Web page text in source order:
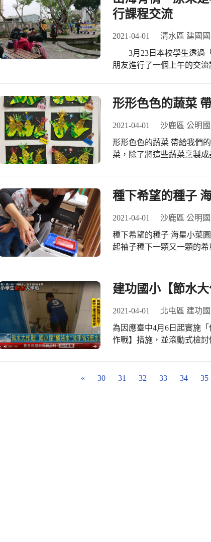
堂彩。而重頭戲-市模範生
委員擔任頒獎嘉賓，親手
挑細選出的模範兒童各個
守規矩的好兒童。而穿插
山與巴蕉扇」戲劇演出、
均是在才藝比賽中脫穎而
啊！假以時日，相信這位
家委們也送的開心，真是
領的自治會團隊表演一段
著小區長團隊們一起扭腰
行課程交流
2021-04-01 清水區 建國
3月23日本校學生透過「
朋友進行了一個上午的交
級四年乙班同學，在教學池
間，本校合唱團及東河學
進行校園尋寶HOLIYO、
學生與文化背景不同兒童
形形色色的蔬菜
2021-04-01 沙鹿區 公明
形形色色的蔬菜 帶給我們的無限靈感 運用了幾周的時間與
菜，除了將這些蔬菜烹製
同的排列組合，變成混泥
配洋蔥獨特的造型，變成
餐。仔細看還可以看見植物們的螺
玉米滋味後，海星寶貝們
子自己手撕色紙做成的玉
寶。
種下希望的種子
2021-04-01 沙鹿區 公明
種下希望的種子 海星小菜園誕生 配合學習主題「蔬菜水果大集合」，海星寶貝們捲
起袖子種下一顆又一顆的
挺直莖桿到採收，蠻有說不出的成就感與喜悅
種的韭菜，在課堂上我們
口感與味道孩子們都非常
建功國小【節水大
2021-04-01 北屯區 建功
為因應臺中4月6日起實施
作戰】措施，並滾動式檢
整理箱來儲水供洗手用。
用水的課程，應視情況調整
« 30 31 32 33 34 35